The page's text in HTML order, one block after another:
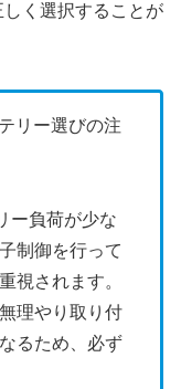
く選択することが
リー選びの注
ー負荷が少な
制御を行って
視されます。
理やり取り付
るため、必ず